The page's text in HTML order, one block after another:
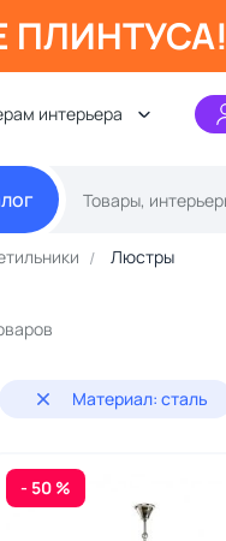
ПЛИНТУСА!
интерьера
Люстры
Материал: сталь
- 50 %